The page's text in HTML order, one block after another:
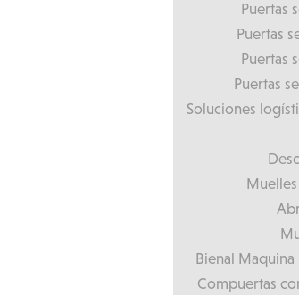
Puertas
Puertas
Puertas
Puertas
Soluciones
Bienal
Compuertas